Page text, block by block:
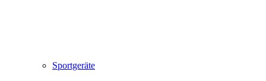
Sportgeräte